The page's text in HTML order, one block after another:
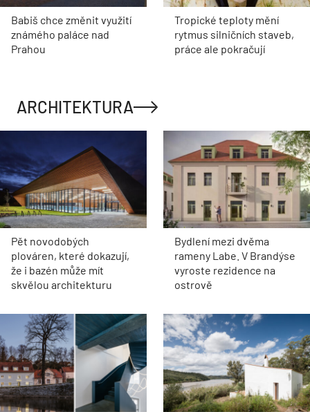
Babiš chce změnit využití
známého paláce nad
Prahou
Tropické teploty mění
rytmus silničních staveb,
práce ale pokračují
ARCHITEKTURA
Pět novodobých
plováren, které dokazují,
že i bazén může mít
skvělou architekturu
Bydlení mezi dvěma
rameny Labe. V Brandýse
vyroste rezidence na
ostrově